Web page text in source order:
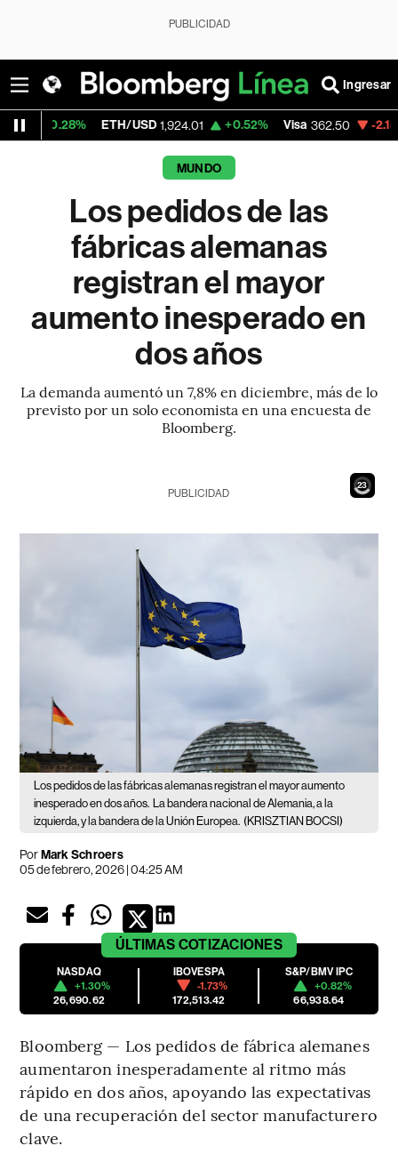
PUBLICIDAD
Ingresar
ETH/USD 1,924.01 +0.52% Visa 362.50 -2.15%
MUNDO
Los pedidos de las
fábricas alemanas
registran el mayor
aumento inesperado en
dos años
La demanda aumentó un 7,8% en diciembre, más de lo
previsto por un solo economista en una encuesta de
Bloomberg.
21
PUBLICIDAD
Los pedidos de las fábricas alemanas registran el mayor aumento
inesperado en dos años.
La bandera nacional de Alemania, a la
izquierda, y la bandera de la Unión Europea. (KRISZTIAN BOCSI)
PorMark Schroers
05 de febrero, 2026 | 04:25 AM
ÚLTIMAS COTIZACIONES
NASDAQ
+1.30%
26,690.62
IBOVESPA
-1.73%
172,513.42
S&P/BMV IPC
+0.82%
66,938.64
Bloomberg — Los pedidos de fábrica alemanes
aumentaron inesperadamente al ritmo más
rápido en dos años, apoyando las expectativas
de una recuperación del sector manufacturero
clave.